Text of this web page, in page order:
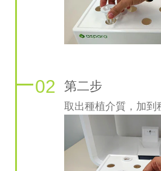
02 第二步
取出種植介質，加到